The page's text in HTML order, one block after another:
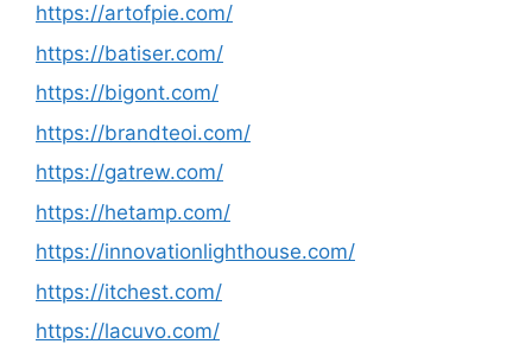
https://artofpie.com/
https://batiser.com/
https://bigont.com/
https://brandteoi.com/
https://gatrew.com/
https://hetamp.com/
https://innovationlighthouse.com/
https://itchest.com/
https://lacuvo.com/